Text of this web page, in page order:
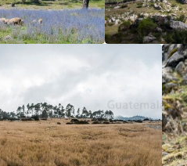
5/5